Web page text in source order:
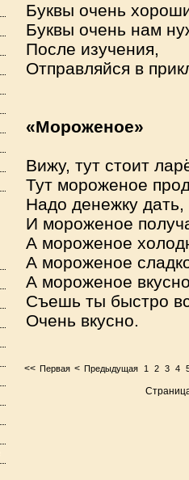
Буквы очень
Буквы очень нам
После изучения,
Отправляйся в
«Мороженое»
Вижу, тут стоит
Тут мороженое
Надо денежку дать,
И мороженое
А мороженое
А мороженое
А мороженое
Съешь ты быстро
Очень вкусно.
<< Первая < Предыдущая 1 2 3 4